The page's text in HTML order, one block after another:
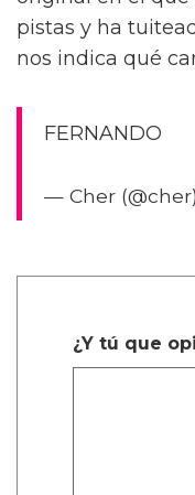
pistas y ha
nos indica qué
FERNANDO
— Cher
¿Y tú que